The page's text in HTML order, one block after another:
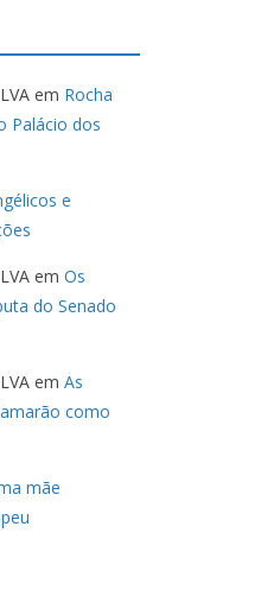
em Rocha
Palácio dos
e
em Os
do Senado
em As
como
mãe